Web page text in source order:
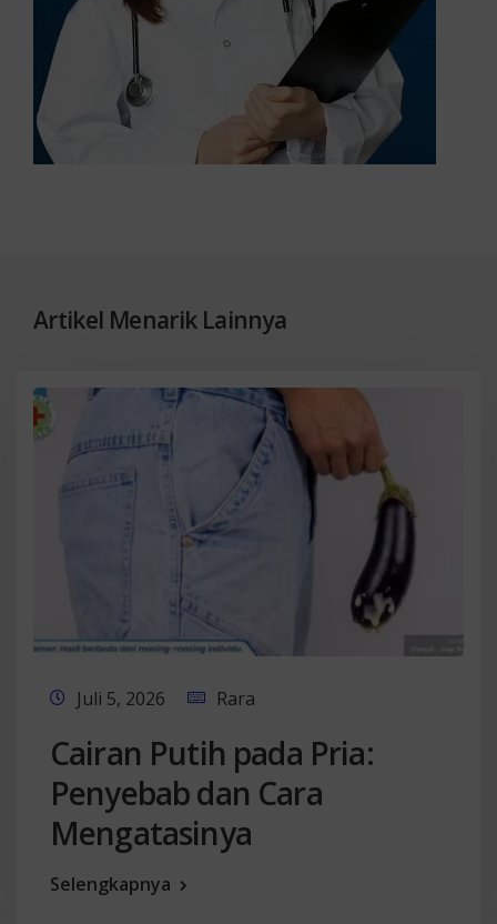
Artikel Menarik Lainnya
Juli 5, 2026 Rara
Cairan Putih pada Pria:
Penyebab dan Cara
Mengatasinya
Selengkapnya